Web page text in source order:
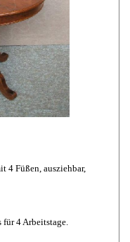
4 Füßen, ausziehbar,
für 4 Arbeitstage.